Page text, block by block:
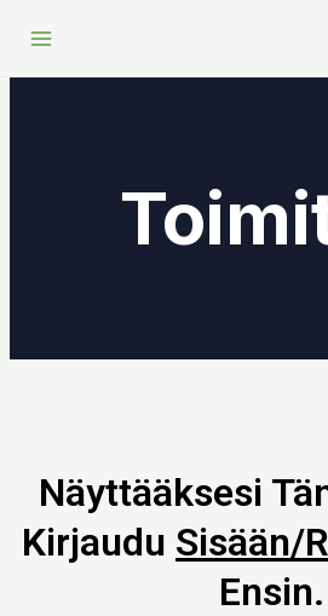
sisältöön
Näyttääksesi
Kirjaudu Sisään/
Ensin.